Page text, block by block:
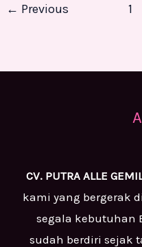
← Previous 1
CV. PUTRA ALLE
kami yang bergerak
segala kebutuhan
sudah berdiri sejak